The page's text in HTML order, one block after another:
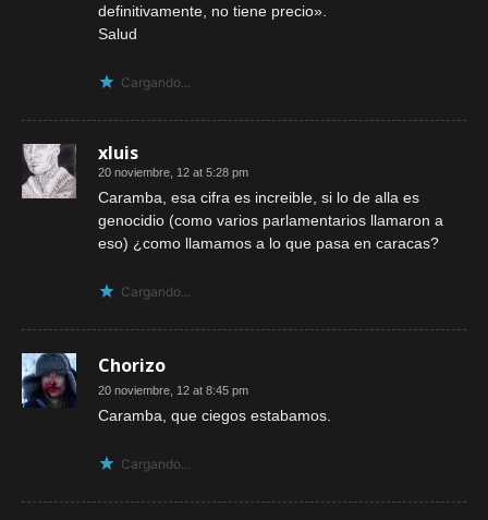
definitivamente, no tiene precio».
Salud
Cargando...
xluis
20 noviembre, 12 at 5:28 pm
Caramba, esa cifra es increible, si lo de alla es
genocidio (como varios parlamentarios llamaron a
eso) ¿como llamamos a lo que pasa en caracas?
Cargando...
Chorizo
20 noviembre, 12 at 8:45 pm
Caramba, que ciegos estabamos.
Cargando...